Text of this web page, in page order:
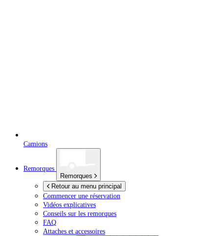
Camions
Remorques
Remorques
Retour au menu principal
Commencer une réservation
Vidéos explicatives
Conseils sur les remorques
FAQ
Attaches et accessoires